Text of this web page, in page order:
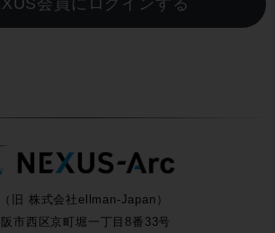
（旧 株式会社ellman-Japan）
市西区京町堀一丁目8番33号